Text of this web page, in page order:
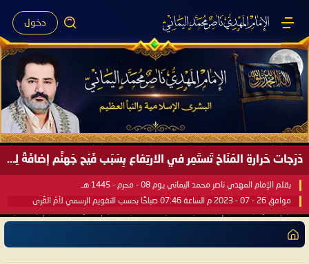
دخول
دَرَجات حَرارةِ المُنَاخ تَستَمِر في الارتِفاع بِسَبَب فَيْح جَهنَّم إضافَةً لِحرارةِ الشَّمس في مُحكَم القُرآن العَظيم ..
بقلم الإمام المهدي ناصر محمد اليماني يوم 08 - محرم - 1445 هـ
موافق 26 - 07 - 2023 م الساعة 07:46 صباحًا بحسب التقويم الرسمي لأمّ القُرى